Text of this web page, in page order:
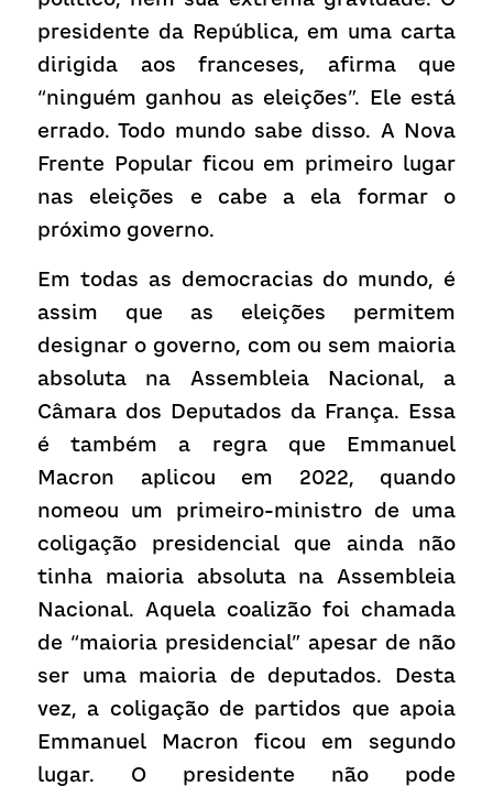
presidente da República, em uma carta
dirigida aos franceses, afirma que
“ninguém ganhou as eleições”. Ele está
errado. Todo mundo sabe disso. A Nova
Frente Popular ficou em primeiro lugar
nas eleições e cabe a ela formar o
próximo governo.
Em todas as democracias do mundo, é
assim que as eleições permitem
designar o governo, com ou sem maioria
absoluta na Assembleia Nacional, a
Câmara dos Deputados da França. Essa
é também a regra que Emmanuel
Macron aplicou em 2022, quando
nomeou um primeiro-ministro de uma
coligação presidencial que ainda não
tinha maioria absoluta na Assembleia
Nacional. Aquela coalizão foi chamada
de “maioria presidencial” apesar de não
ser uma maioria de deputados. Desta
vez, a coligação de partidos que apoia
Emmanuel Macron ficou em segundo
lugar. O presidente não pode